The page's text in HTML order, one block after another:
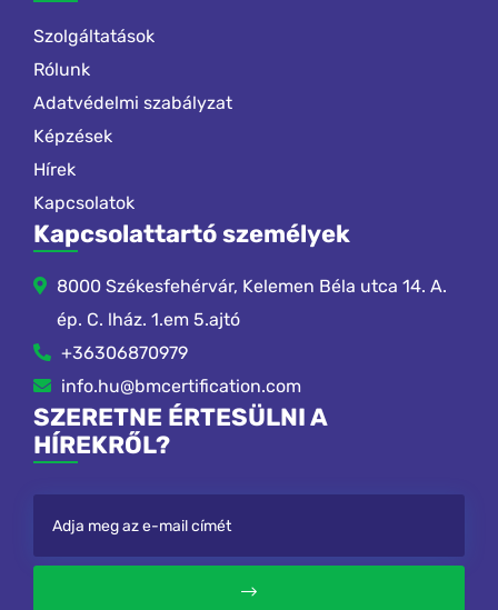
Szolgáltatások
Rólunk
Adatvédelmi szabályzat
Képzések
Hírek
Kapcsolatok
Kapcsolattartó személyek
8000 Székesfehérvár, Kelemen Béla utca 14. A.
ép. C. lház. 1.em 5.ajtó
+36306870979
info.hu@bmcertification.com
SZERETNE ÉRTESÜLNI A
HÍREKRŐL?